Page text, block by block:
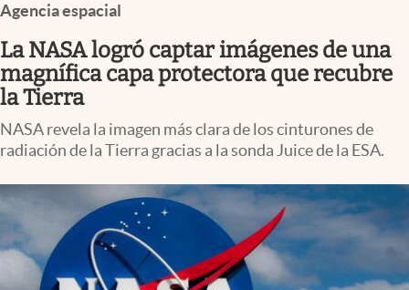
Espiritual
Streaming
PC y mobile
USA
Agencia espacial
La NASA logró captar imágenes de una
magnífica capa protectora que recubre
la Tierra
NASA revela la imagen más clara de los cinturones de
radiación de la Tierra gracias a la sonda Juice de la ESA.